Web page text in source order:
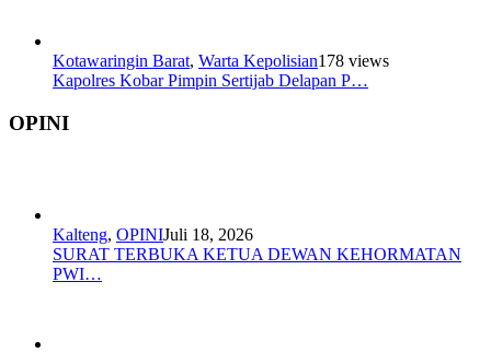
Kotawaringin Barat, Warta Kepolisian178 views
Kapolres Kobar Pimpin Sertijab Delapan P…
OPINI
Kalteng, OPINIJuli 18, 2026
SURAT TERBUKA KETUA DEWAN KEHORMATAN
PWI…